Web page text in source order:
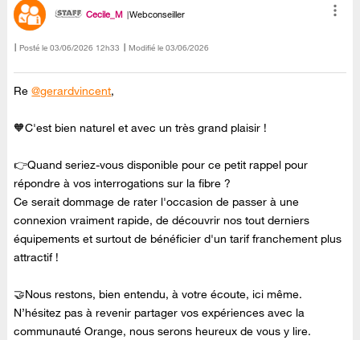
Cecile_M Webconseiller
Posté le ‎03/06/2026 12h33 Modifié le 03/06/2026
Re@gerardvincent,
🧡C'est bien naturel et avec un très grand plaisir !
👉Quand seriez-vous disponible pour ce petit rappel pour
répondre à vos interrogations sur la fibre ?
Ce serait dommage de rater l'occasion de passer à une
connexion vraiment rapide, de découvrir nos tout derniers
équipements et surtout de bénéficier d'un tarif franchement plus
attractif !
🤝Nous restons, bien entendu, à votre écoute, ici même.
N’hésitez pas à revenir partager vos expériences avec la
communauté Orange, nous serons heureux de vous y lire.